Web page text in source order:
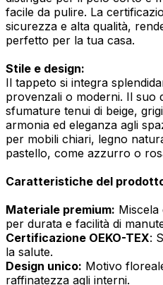
facile da pulire. La
sicurezza e alta qualità,
perfetto per la tua casa.
Stile e design:
Il tappeto si integra
provenzali o moderni. Il suo
sfumature tenui di beige,
armonia ed eleganza agli
per mobili chiari, legno
pastello, come azzurro o
Caratteristiche del
Materiale premium:
per durata e facilità di
Certificazione OEKO-TEX:
la salute.
Design unico: Motivo
raffinatezza agli interni.